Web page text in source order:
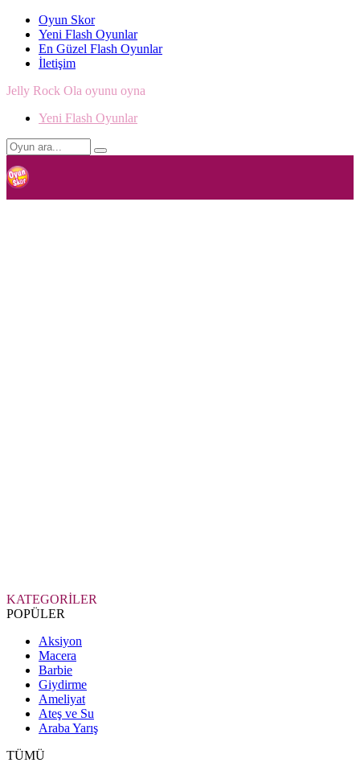
Oyun Skor
Yeni Flash Oyunlar
En Güzel Flash Oyunlar
İletişim
Jelly Rock Ola oyunu oyna
Yeni Flash Oyunlar
KATEGORİLER
POPÜLER
Aksiyon
Macera
Barbie
Giydirme
Ameliyat
Ateş ve Su
Araba Yarış
TÜMÜ